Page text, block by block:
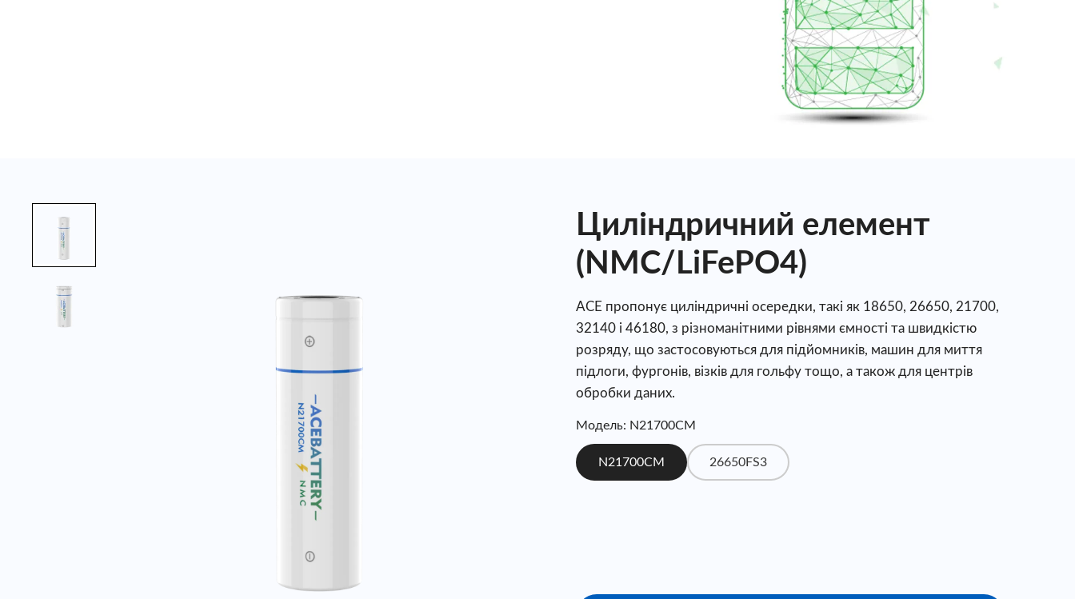
Циліндричний елемент
(NMC/LiFePO4)
ACE пропонує циліндричні осередки, такі як 18650, 26650, 21700,
32140 і 46180, з різноманітними рівнями ємності та швидкістю
розряду, що застосовуються для підйомників, машин для миття
підлоги, фургонів, візків для гольфу тощо, а також для центрів
обробки даних.
Модель: N21700CM
N21700CM 26650FS3